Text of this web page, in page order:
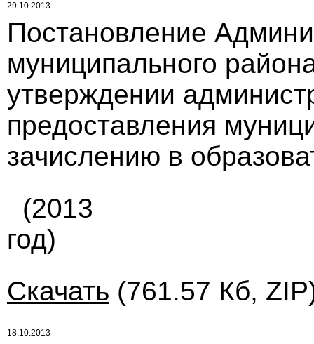
29.10.2013
Постановление
муниципального
утверждении
предоставления
зачислению в
(2013
год)
Скачать (761.57 Кб,
18.10.2013